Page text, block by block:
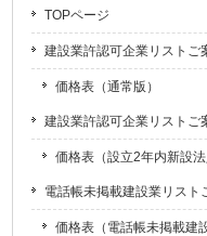
TOPページ
建設業許認可企業リストご
価格表（通常版）
建設業許認可企業リストご
価格表（設立2年内新設法
電話帳未掲載建設業リスト
価格表（電話帳未掲載建